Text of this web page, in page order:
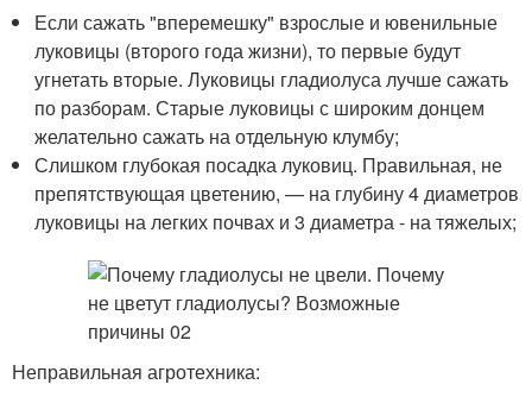
Если сажать "вперемешку" взрослые и ювенильные
луковицы (второго года жизни), то первые будут
угнетать вторые. Луковицы гладиолуса лучше сажать
по разборам. Старые луковицы с широким донцем
желательно сажать на отдельную клумбу;
Слишком глубокая посадка луковиц. Правильная, не
препятствующая цветению, — на глубину 4 диаметров
луковицы на легких почвах и 3 диаметра - на тяжелых;
Неправильная агротехника: